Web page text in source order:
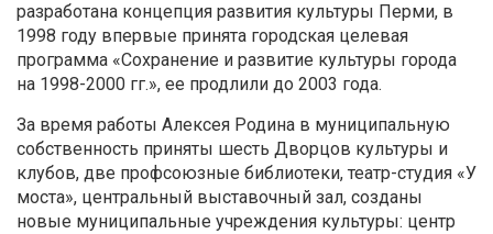
разработана концепция развития культуры Перми, в
1998 году впервые принята городская целевая
программа «Сохранение и развитие культуры города
на 1998-2000 гг.», ее продлили до 2003 года.
За время работы Алексея Родина в муниципальную
собственность приняты шесть Дворцов культуры и
клубов, две профсоюзные библиотеки, театр-студия «У
моста», центральный выставочный зал, созданы
новые муниципальные учреждения культуры: центр